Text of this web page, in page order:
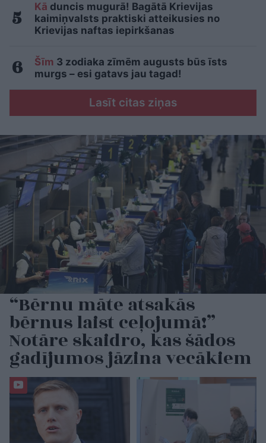
Kā duncis mugurā! Bagātā Krievijas
kaimiņvalsts praktiski atteikusies no
Krievijas naftas iepirkšanas
Šīm 3 zodiaka zīmēm augusts būs īsts
murgs – esi gatavs jau tagad!
Lasīt citas ziņas
“Bērnu māte atsakās
bērnus laist ceļojumā!”
Notāre skaidro, kas šādos
gadījumos jāzina vecākiem